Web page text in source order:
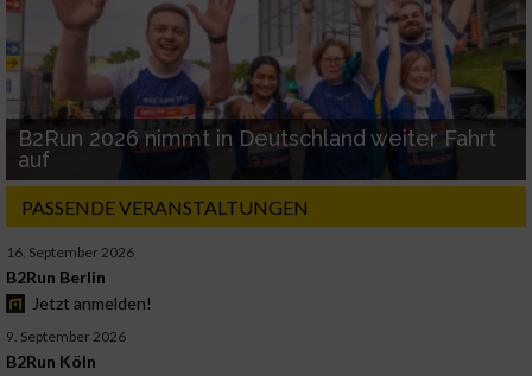
B2Run 2026 nimmt in Deutschland weiter Fahrt
auf
PASSENDE VERANSTALTUNGEN
16. September 2026
B2Run Berlin
Jetzt anmelden!
9. September 2026
B2Run Köln